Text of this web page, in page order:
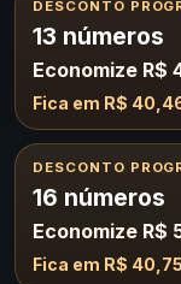
DESCONTO
13 números
Economize R$
Fica em R$
DESCONTO
16 números
Economize R$
Fica em R$